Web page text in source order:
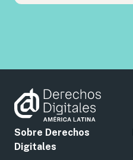
Sobre Derechos
Digitales